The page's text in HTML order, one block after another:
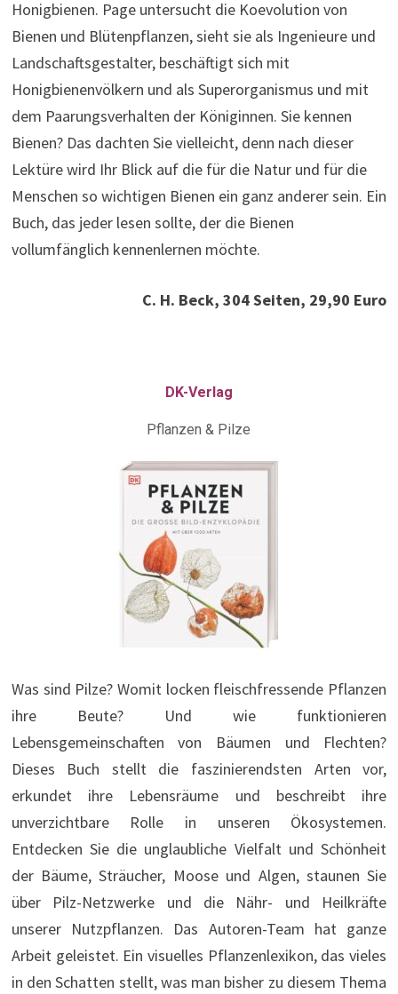
Honigbienen. Page untersucht die Koevolution von
Bienen und Blütenpflanzen, sieht sie als Ingenieure und
Landschaftsgestalter, beschäftigt sich mit
Honigbienenvölkern und als Superorganismus und mit
dem Paarungsverhalten der Königinnen. Sie kennen
Bienen? Das dachten Sie vielleicht, denn nach dieser
Lektüre wird Ihr Blick auf die für die Natur und für die
Menschen so wichtigen Bienen ein ganz anderer sein. Ein
Buch, das jeder lesen sollte, der die Bienen
vollumfänglich kennenlernen möchte.
C. H. Beck, 304 Seiten, 29,90 Euro
DK-Verlag
Pflanzen & Pilze
Was sind Pilze? Womit locken fleischfressende Pflanzen
ihre Beute? Und wie funktionieren
Lebensgemeinschaften von Bäumen und Flechten?
Dieses Buch stellt die faszinierendsten Arten vor,
erkundet ihre Lebensräume und beschreibt ihre
unverzichtbare Rolle in unseren Ökosystemen.
Entdecken Sie die unglaubliche Vielfalt und Schönheit
der Bäume, Sträucher, Moose und Algen, staunen Sie
über Pilz-Netzwerke und die Nähr- und Heilkräfte
unserer Nutzpflanzen. Das Autoren-Team hat ganze
Arbeit geleistet. Ein visuelles Pflanzenlexikon, das vieles
in den Schatten stellt, was man bisher zu diesem Thema